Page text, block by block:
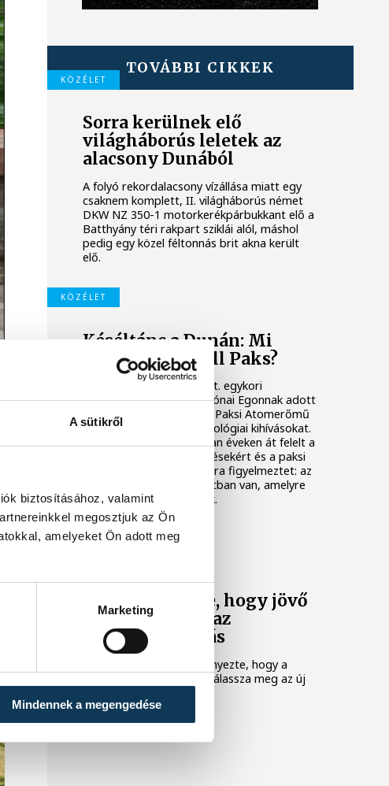
A sütikről
biztosításához, valamint
megosztjuk az Ön
amelyeket Ön adott meg
Marketing
Mindennek a megengedése
TOVÁBBI CIKKEK
KÖZÉLET
Sorra kerülnek elő
világháborús leletek az
alacsony Dunából
A folyó rekordalacsony vízállása miatt egy
csaknem komplett, II. világháborús német
DKW NZ 350-1 motorkerékpárbukkant elő a
Batthyány téri rakpart sziklái alól, máshol
pedig egy közel féltonnás brit akna került
elő.
KÖZÉLET
Késéltánc a Dunán: Mi
történik, ha leáll Paks?
Mártha Imre, az MVM Zrt. egykori
vezérigazgatója ATV-n Rónai Egonnak adott
interjújában vázolta fel a Paksi Atomerőmű
előtt álló példátlan technológiai kihívásokat.
A szakember, aki korábban éveken át felelt a
hazai energetikai fejlesztésekért és a paksi
blokkok működéséért, arra figyelmeztet: az
erőmű olyan üzemállapotban van, amelyre
eredetileg nem tervezték.
KÖZÉLET
A Tisza-frakció
kezdeményezte, hogy jövő
kedden legyen az
államfőválasztás
A Tisza-frakció kezdeményezte, hogy a
parlament jövő kedden válassza meg az új